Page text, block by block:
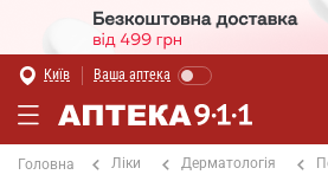
Київ Ваша аптека
Головна Ліки Дерматологія